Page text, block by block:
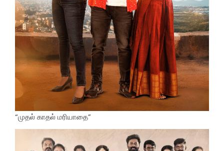
“முதல் காதல் மரியாதை”